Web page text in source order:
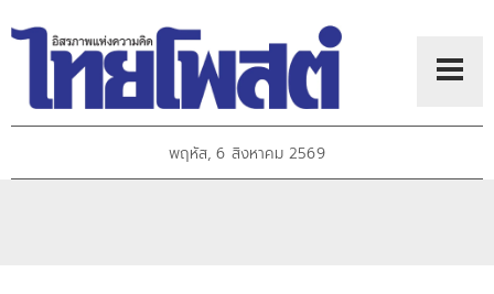
พฤหัส, 6 สิงหาคม 2569